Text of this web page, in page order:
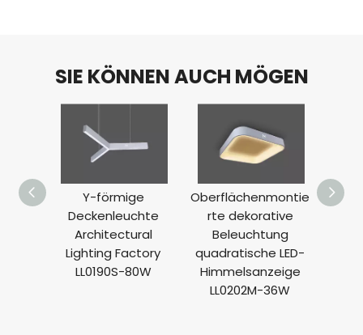
SIE KÖNNEN AUCH MÖGEN
Y-förmige
Deckenleuchte
Architectural
Lighting Factory
LL0190S-80W
Oberflächenmontie
rte dekorative
Beleuchtung
quadratische LED-
Himmelsanzeige
LL0202M-36W